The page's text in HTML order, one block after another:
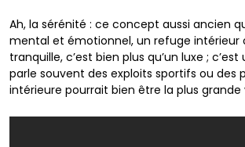
Ah, la sérénité : ce concept aussi ancien
mental et émotionnel, un refuge intérieur
tranquille, c’est bien plus qu’un luxe ;
parle souvent des exploits sportifs ou
intérieure pourrait bien être la plus